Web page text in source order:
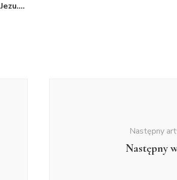
Jezu….
Następny
Następny